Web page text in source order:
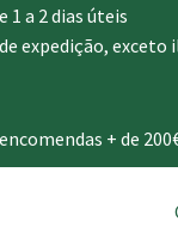
1 a 2 dias úteis
expedição, exceto
+ de